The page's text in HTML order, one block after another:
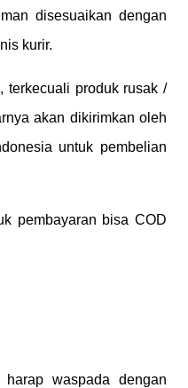
disesuaikan dengan
kurir.
terkecuali produk rusak /
akan dikirimkan oleh
untuk pembelian
pembayaran bisa COD
waspada dengan